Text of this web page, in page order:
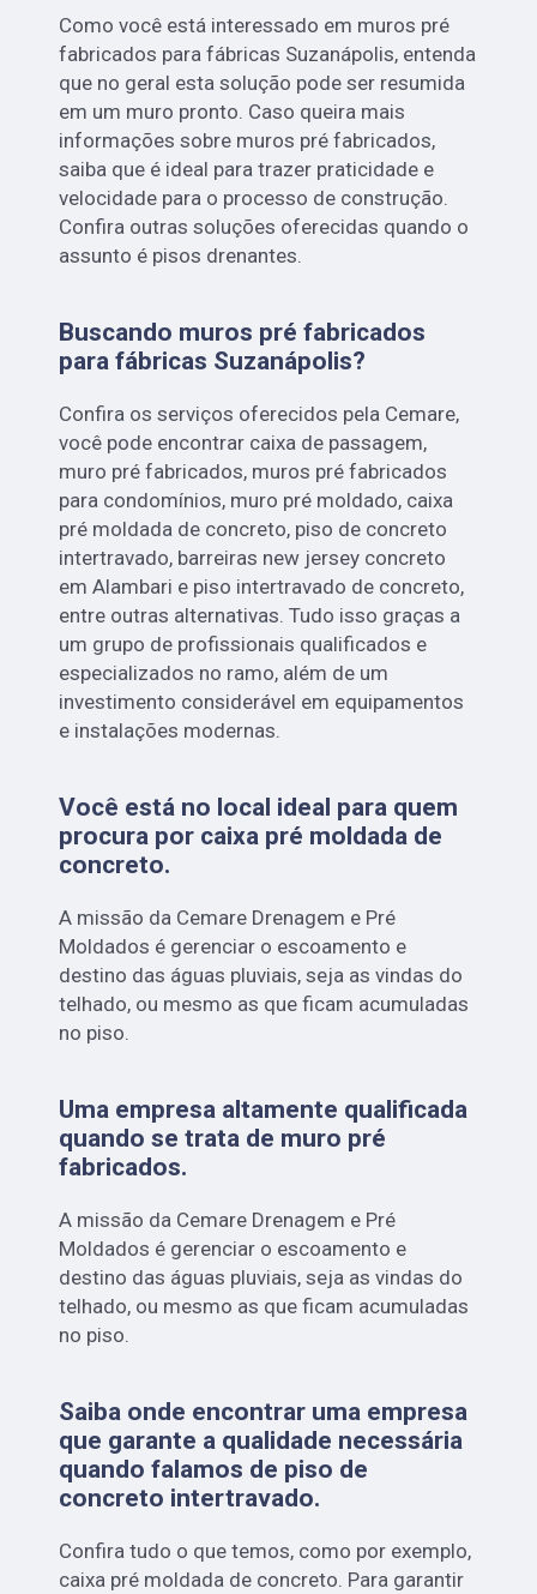
Como você está interessado em muros pré
fabricados para fábricas Suzanápolis, entenda
que no geral esta solução pode ser resumida
em um muro pronto. Caso queira mais
informações sobre muros pré fabricados,
saiba que é ideal para trazer praticidade e
velocidade para o processo de construção.
Confira outras soluções oferecidas quando o
assunto é pisos drenantes.
Buscando muros pré fabricados
para fábricas Suzanápolis?
Confira os serviços oferecidos pela Cemare,
você pode encontrar caixa de passagem,
muro pré fabricados, muros pré fabricados
para condomínios, muro pré moldado, caixa
pré moldada de concreto, piso de concreto
intertravado, barreiras new jersey concreto
em Alambari e piso intertravado de concreto,
entre outras alternativas. Tudo isso graças a
um grupo de profissionais qualificados e
especializados no ramo, além de um
investimento considerável em equipamentos
e instalações modernas.
Você está no local ideal para quem
procura por caixa pré moldada de
concreto.
A missão da Cemare Drenagem e Pré
Moldados é gerenciar o escoamento e
destino das águas pluviais, seja as vindas do
telhado, ou mesmo as que ficam acumuladas
no piso.
Uma empresa altamente qualificada
quando se trata de muro pré
fabricados.
A missão da Cemare Drenagem e Pré
Moldados é gerenciar o escoamento e
destino das águas pluviais, seja as vindas do
telhado, ou mesmo as que ficam acumuladas
no piso.
Saiba onde encontrar uma empresa
que garante a qualidade necessária
quando falamos de piso de
concreto intertravado.
Confira tudo o que temos, como por exemplo,
caixa pré moldada de concreto. Para garantir